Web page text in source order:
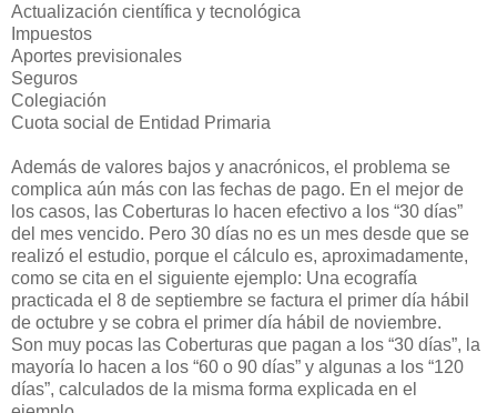
Actualización científica y tecnológica
Impuestos
Aportes previsionales
Seguros
Colegiación
Cuota social de Entidad Primaria
Además de valores bajos y anacrónicos, el problema se
complica aún más con las fechas de pago. En el mejor de
los casos, las Coberturas lo hacen efectivo a los “30 días”
del mes vencido. Pero 30 días no es un mes desde que se
realizó el estudio, porque el cálculo es, aproximadamente,
como se cita en el siguiente ejemplo: Una ecografía
practicada el 8 de septiembre se factura el primer día hábil
de octubre y se cobra el primer día hábil de noviembre.
Son muy pocas las Coberturas que pagan a los “30 días”, la
mayoría lo hacen a los “60 o 90 días” y algunas a los “120
días”, calculados de la misma forma explicada en el